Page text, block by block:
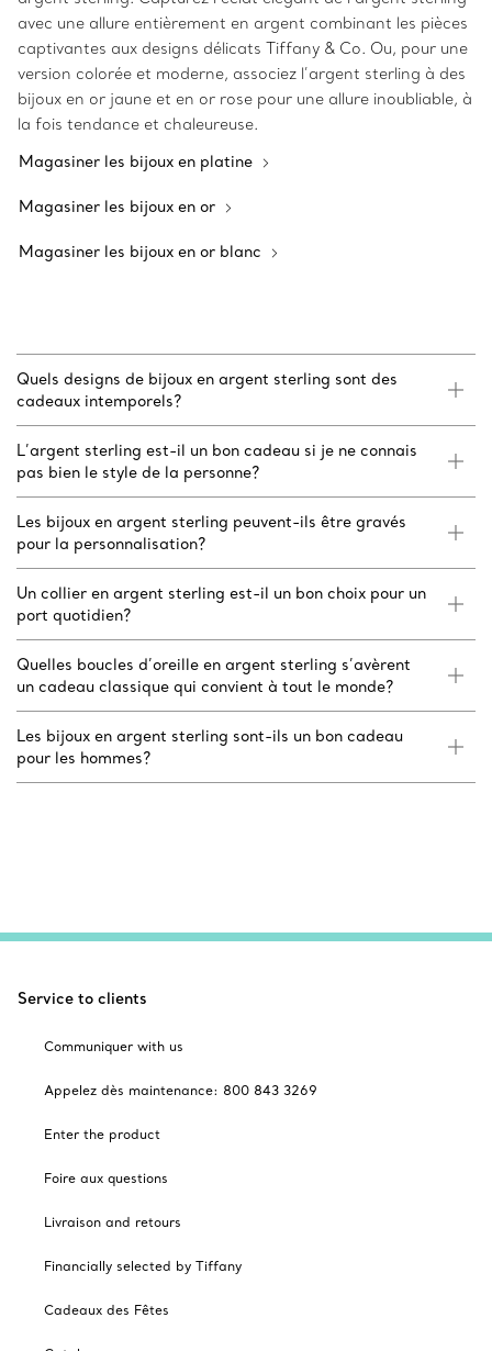
avec une allure entièrement en argent combinant les pièces
captivantes aux designs délicats Tiffany & Co. Ou, pour une
version colorée et moderne, associez l’argent sterling à des
bijoux en or jaune et en or rose pour une allure inoubliable, à
la fois tendance et chaleureuse.
Magasiner les bijoux en platine
Magasiner les bijoux en or
Magasiner les bijoux en or blanc
Quels designs de bijoux en argent sterling sont des
cadeaux intemporels?
L’argent sterling est-il un bon cadeau si je ne connais
pas bien le style de la personne?
Les bijoux en argent sterling peuvent-ils être gravés
pour la personnalisation?
Un collier en argent sterling est-il un bon choix pour un
port quotidien?
Quelles boucles d’oreille en argent sterling s’avèrent
un cadeau classique qui convient à tout le monde?
Les bijoux en argent sterling sont-ils un bon cadeau
pour les hommes?
Service to clients
Communiquer with us
Appelez dès maintenance: 800 843 3269
Enter the product
Foire aux questions
Livraison and retours
Financially selected by Tiffany
Cadeaux des Fêtes